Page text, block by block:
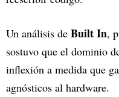
Un análisis de Built In,
sostuvo que el dominio
inflexión a medida que
agnósticos al hardware.